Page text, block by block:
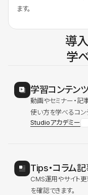
ます。
導
学
学習コンテン
動画やセミナー・記
使い方を学べるコン
Studioアカデミー
Tips・コラム
CMS運用やサイト更
を確認できます。